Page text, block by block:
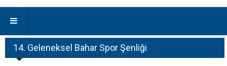
14. Geleneksel Bahar Spor Şenliği